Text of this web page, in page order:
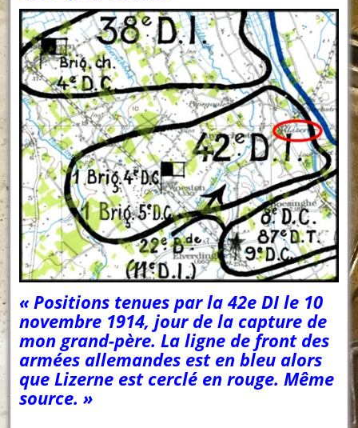
« Positions tenues par la 42e DI le 10
novembre 1914, jour de la capture de
mon grand-père. La ligne de front des
armées allemandes est en bleu alors
que Lizerne est cerclé en rouge. Même
source. »